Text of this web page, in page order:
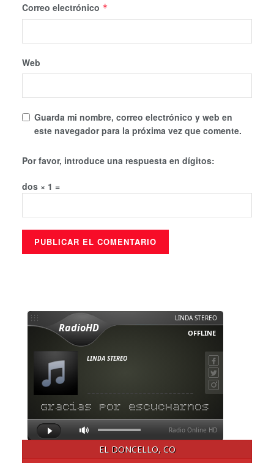
Correo electrónico *
Web
Guarda mi nombre, correo electrónico y web en
este navegador para la próxima vez que comente.
Por favor, introduce una respuesta en dígitos:
dos × 1 =
EL DONCELLO, CO